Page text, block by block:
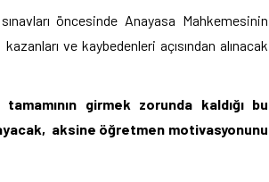
öncesinde Anayasa Mahkemesinin
ve kaybedenleri açısından alınacak
girmek zorunda kaldığı bu
aksine öğretmen motivasyonunu